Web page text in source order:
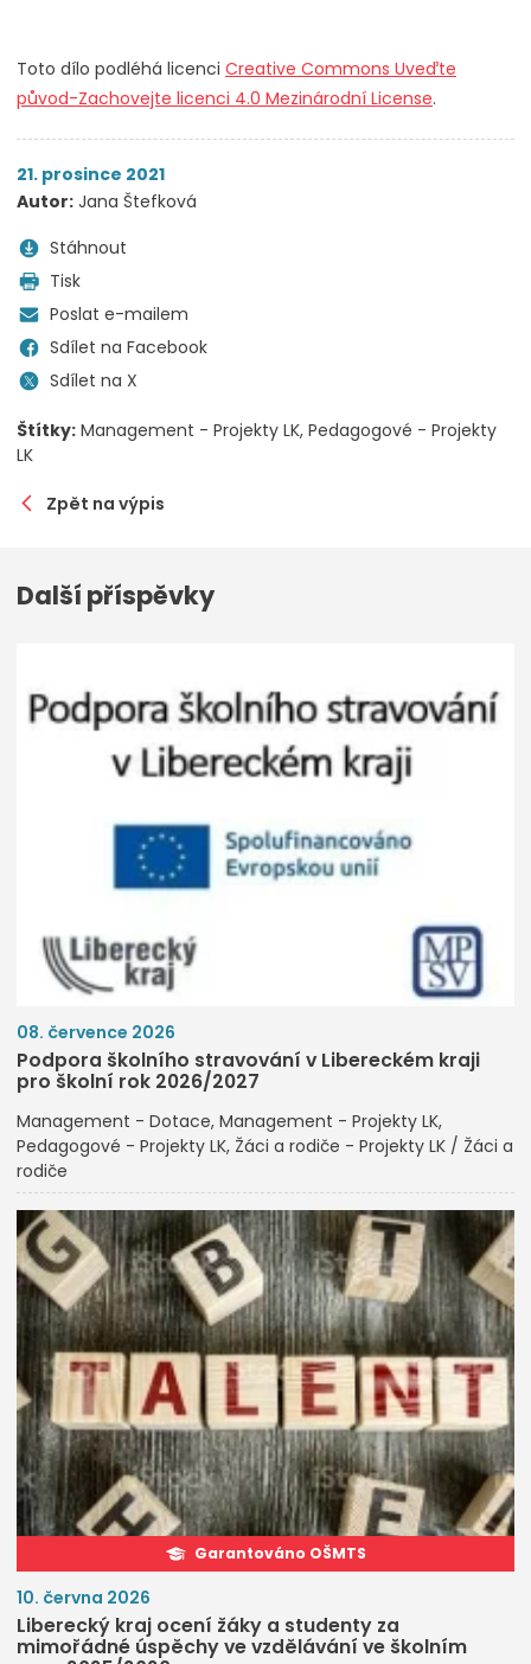
Toto dílo podléhá licenci Creative Commons Uveďte
původ-Zachovejte licenci 4.0 Mezinárodní License.
21. prosince 2021
Autor: Jana Štefková
Stáhnout
Tisk
Poslat e-mailem
Sdílet na Facebook
Sdílet na X
Štítky: Management - Projekty LK Pedagogové - Projekty
LK
Zpět na výpis
Další příspěvky
08. července 2026
Podpora školního stravování v Libereckém kraji
pro školní rok 2026/2027
Management - Dotace Management - Projekty LK
Pedagogové - Projekty LK Žáci a rodiče - Projekty LK / Žáci a
rodiče
Garantováno OŠMTS
10. června 2026
Liberecký kraj ocení žáky a studenty za
mimořádné úspěchy ve vzdělávání ve školním